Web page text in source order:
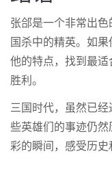
张郃是一个非常出
国杀中的精英。如
他的特点，找到最
胜利。
三国时代，虽然已
些英雄们的事迹仍
彩的瞬间，感受历史